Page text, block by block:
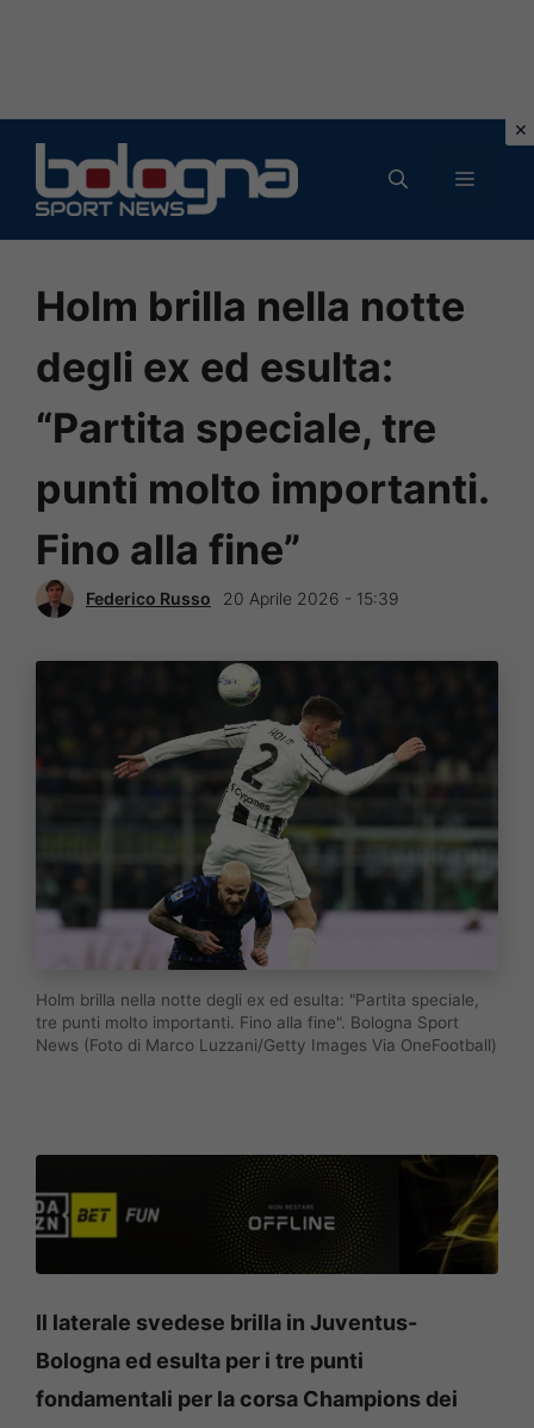
contenuto
MENU
Holm brilla nella notte
degli ex ed esulta:
“Partita speciale, tre
punti molto importanti.
Fino alla fine”
Federico Russo 20 Aprile 2026 - 15:39
Holm brilla nella notte degli ex ed esulta: "Partita speciale,
tre punti molto importanti. Fino alla fine". Bologna Sport
News (Foto di Marco Luzzani/Getty Images Via OneFootball)
Il laterale svedese brilla in Juventus-
Bologna ed esulta per i tre punti
fondamentali per la corsa Champions dei